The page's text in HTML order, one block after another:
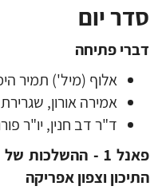
סדר יום
דברי פתיחה
אלוף (מיל') תמיר
אמירה אורון,
ד"ר דב חנין, יו"ר
פאנל 1 -
התיכון וצפון אפריקה